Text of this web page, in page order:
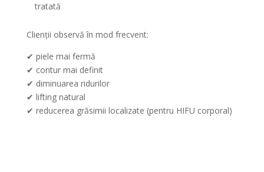
tratată
Clienții observă în mod frecvent:
✔ piele mai fermă
✔ contur mai definit
✔ diminuarea ridurilor
✔ lifting natural
✔ reducerea grăsimii localizate (pentru HIFU corporal)